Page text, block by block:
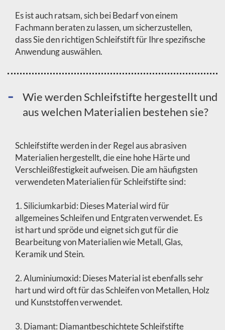
Es ist auch ratsam, sich bei Bedarf von einem
Fachmann beraten zu lassen, um sicherzustellen,
dass Sie den richtigen Schleifstift für Ihre spezifische
Anwendung auswählen.
Wie werden Schleifstifte hergestellt und
aus welchen Materialien bestehen sie?
Schleifstifte werden in der Regel aus abrasiven
Materialien hergestellt, die eine hohe Härte und
Verschleißfestigkeit aufweisen. Die am häufigsten
verwendeten Materialien für Schleifstifte sind:
1. Siliciumkarbid: Dieses Material wird für
allgemeines Schleifen und Entgraten verwendet. Es
ist hart und spröde und eignet sich gut für die
Bearbeitung von Materialien wie Metall, Glas,
Keramik und Stein.
2. Aluminiumoxid: Dieses Material ist ebenfalls sehr
hart und wird oft für das Schleifen von Metallen, Holz
und Kunststoffen verwendet.
3. Diamant: Diamantbeschichtete Schleifstifte